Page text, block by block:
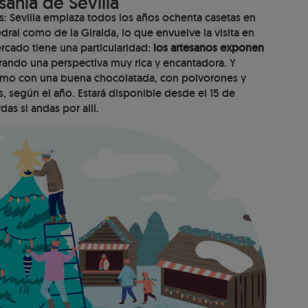
Sevilla emplaza todos los años ochenta casetas en
como de la Giralda, lo que envuelve la visita en
tiene una particularidad: los artesanos exponen
una perspectiva muy rica y encantadora. Y
con una buena chocolatada, con polvorones y
el año. Estará disponible desde el 15 de
si andas por allí.